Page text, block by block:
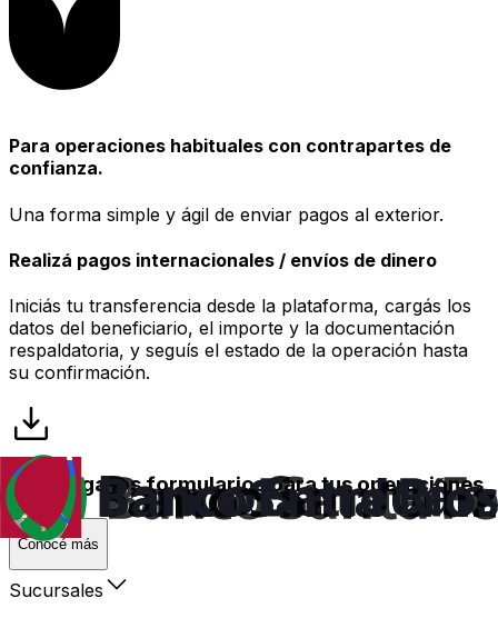
Para operaciones habituales con contrapartes de
confianza.
Una forma simple y ágil de enviar pagos al exterior.
Realizá pagos internacionales / envíos de dinero
Iniciás tu transferencia desde la plataforma, cargás los
datos del beneficiario, el importe y la documentación
respaldatoria, y seguís el estado de la operación hasta
su confirmación.
Descarga los formularios para tus operaciones
Conocé más
Sucursales